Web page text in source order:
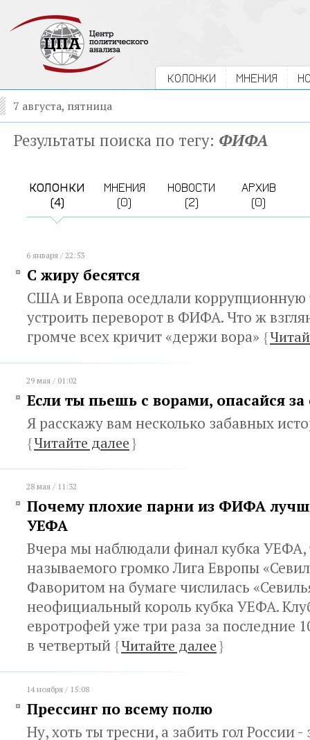
КОЛОНКИ МНЕНИЯ
7 августа, пятница
Результаты поиска по тегу: ФИФА
КОЛОНКИ
(4)
МНЕНИЯ
(0)
НОВОСТИ
(2)
АРХИВ
(0)
6 января / 22:53
С жиру бесятся
США и Европа оседлали коррупционную
устроить переворот в ФИФА. Что ж
громче всех кричит «держи вора» {
29 мая / 01:02
Если ты пьешь с ворами, опасайся
Я расскажу вам несколько забавных
{Читайте далее}
28 мая / 11:32
Почему плохие парни из ФИФА
УЕФА
Вчера мы наблюдали финал кубка УЕФА,
называемого громко Лига Европы
Фаворитом на бумаге числилась
неофициальный король кубка УЕФА.
евротрофей уже три раза за последние
в четвертый {Читайте далее}
14 ноября / 15:08
Прессинг по всему полю
Ну, хоть ты тресни, а забить гол России